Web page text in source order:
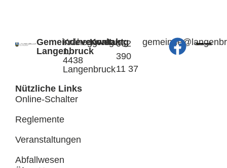
Gemeindeverwaltung
Langenbruck
Kräheggweg
1,
4438
Langenbruck
Kontakt:
062
390
11 37
@edniemeg
Nützliche Links
Online-Schalter
Reglemente
Veranstaltungen
Abfallwesen